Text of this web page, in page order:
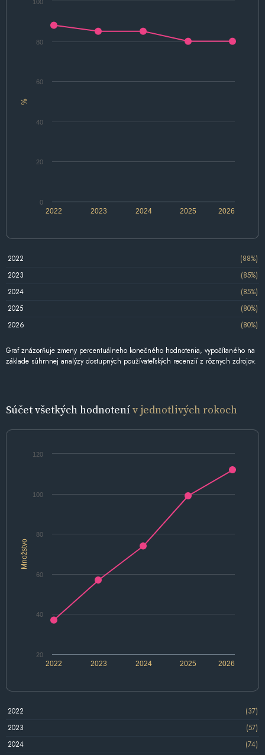
%
2022 2024 2026
2023 2025
0
20
40
60
80
100
2022
(88%)
2023
(85%)
2024
(85%)
2025
(80%)
2026
(80%)
Graf znázorňuje zmeny percentuálneho konečného hodnotenia, vypočítaného na
základe súhrnnej analýzy dostupných používateľských recenzií z rôznych zdrojov.
Súčet všetkých hodnotenív jednotlivých rokoch
Množstvo
2022 2024 2026
2023 2025
20
40
60
80
100
120
2022
(37)
2023
(57)
2024
(74)